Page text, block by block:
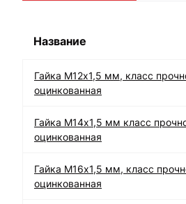
Название
Гайка М12х1,5 мм, класс
оцинкованная
Гайка М14х1,5 мм класс
оцинкованная
Гайка М16х1,5 мм, класс
оцинкованная